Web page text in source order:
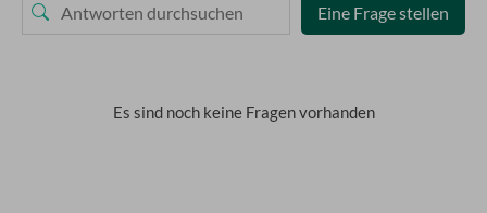
Eine Frage stellen
Es sind noch keine Fragen vorhanden